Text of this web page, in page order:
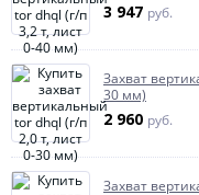
3 947 руб.
Захват
30 мм)
2 960 руб.
Захват